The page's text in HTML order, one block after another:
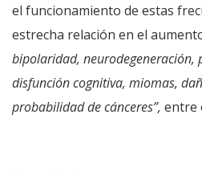
el funcionamiento de estas
estrecha relación en el
bipolaridad, neurodegeneración,
disfunción cognitiva, miomas,
probabilidad de cánceres”, entre